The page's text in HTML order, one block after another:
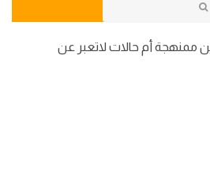
ممنهجة أم حالات لاتعبر عن